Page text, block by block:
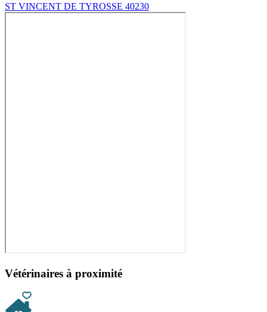
ST VINCENT DE TYROSSE 40230
Vétérinaires à proximité